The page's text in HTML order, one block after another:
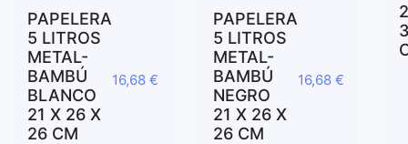
PAPELERA
5 LITROS
METAL-
BAMBÚ
BLANCO
21 X 26 X
26 CM
16,68 €
PAPELERA
5 LITROS
METAL-
BAMBÚ
NEGRO
21 X 26 X
26 CM
16,68 €